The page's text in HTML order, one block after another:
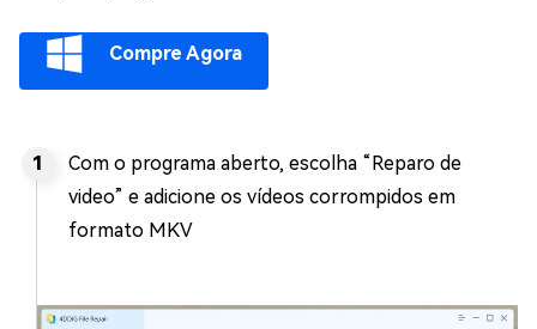
Compre Agora
Com o programa aberto, escolha “Reparo de
video” e adicione os vídeos corrompidos em
formato MKV